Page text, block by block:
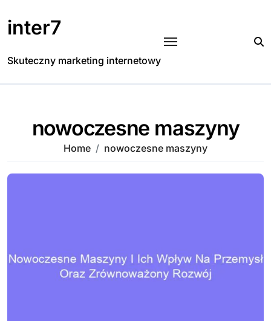
to
content
inter7
Skuteczny marketing internetowy
nowoczesne maszyny
Home nowoczesne maszyny